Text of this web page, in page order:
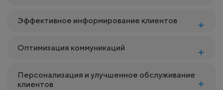
Эффективное информирование клиентов
Оптимизация коммуникаций
Персонализация и улучшенное обслуживание
клиентов